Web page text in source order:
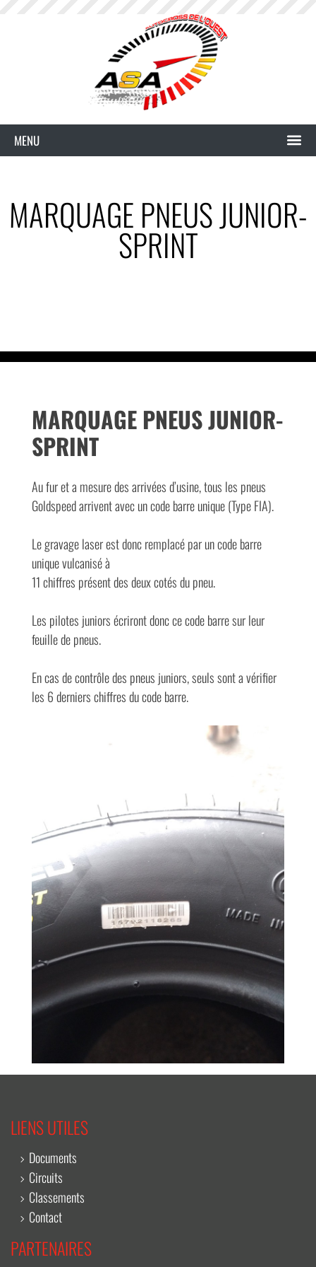
MARQUAGE PNEUS JUNIOR-
SPRINT
MARQUAGE PNEUS JUNIOR-
SPRINT
Au fur et a mesure des arrivées d’usine, tous les pneus
Goldspeed arrivent avec un code barre unique (Type FIA).
Le gravage laser est donc remplacé par un code barre
unique vulcanisé à
11 chiffres présent des deux cotés du pneu.
Les pilotes juniors écriront donc ce code barre sur leur
feuille de pneus.
En cas de contrôle des pneus juniors, seuls sont a vérifier
les 6 derniers chiffres du code barre.
LIENS UTILES
Documents
Circuits
Classements
Contact
PARTENAIRES